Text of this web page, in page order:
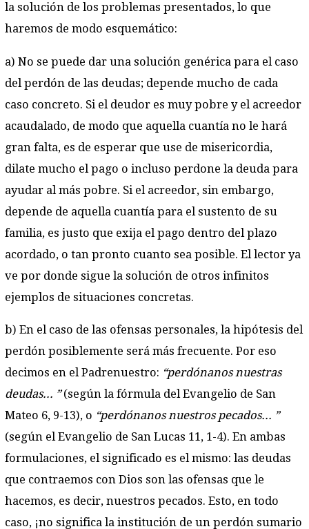
la solución de los problemas presentados, lo que
haremos de modo esquemático:
a) No se puede dar una solución genérica para el caso
del perdón de las deudas; depende mucho de cada
caso concreto. Si el deudor es muy pobre y el acreedor
acaudalado, de modo que aquella cuantía no le hará
gran falta, es de esperar que use de misericordia,
dilate mucho el pago o incluso perdone la deuda para
ayudar al más pobre. Si el acreedor, sin embargo,
depende de aquella cuantía para el sustento de su
familia, es justo que exija el pago dentro del plazo
acordado, o tan pronto cuanto sea posible. El lector ya
ve por donde sigue la solución de otros infinitos
ejemplos de situaciones concretas.
b) En el caso de las ofensas personales, la hipótesis del
perdón posiblemente será más frecuente. Por eso
decimos en el Padrenuestro: “perdónanos nuestras
deudas... ”(según la fórmula del Evangelio de San
Mateo 6, 9-13), o “perdónanos nuestros pecados... ”
(según el Evangelio de San Lucas 11, 1-4). En ambas
formulaciones, el significado es el mismo: las deudas
que contraemos con Dios son las ofensas que le
hacemos, es decir, nuestros pecados. Esto, en todo
caso, ¡no significa la institución de un perdón sumario